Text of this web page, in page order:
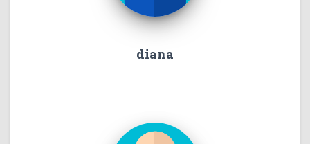
diana